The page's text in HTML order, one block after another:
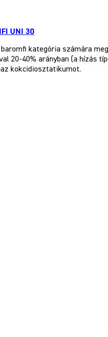
UNI 30
baromfi kategória számára
20-40% arányban (a hízás
kokcidiosztatikumot.